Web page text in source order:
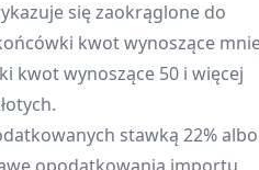
się zaokrąglone do
kwot wynoszące
kwot wynoszące 50 i więcej
stawką 22% albo